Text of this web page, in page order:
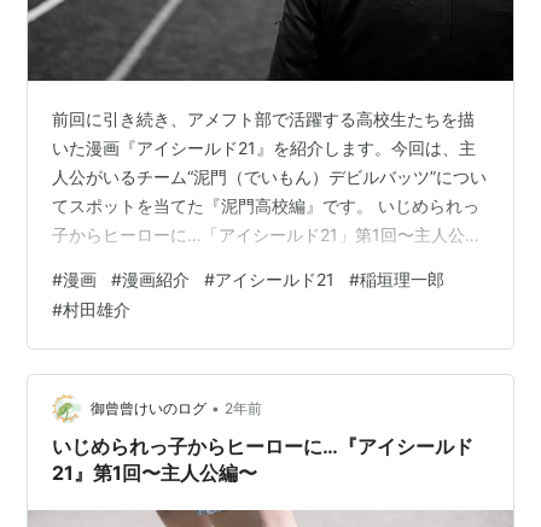
前回に引き続き、アメフト部で活躍する高校生たちを描
いた漫画『アイシールド21』を紹介します。今回は、主
人公がいるチーム“泥門（でいもん）デビルバッツ”につい
てスポットを当てた『泥門高校編』です。 いじめられっ
子からヒーローに…「アイシールド21」第1回〜主人公
ビルバッツ 主人公・小早川瀬那（以下、セナ）が所属す
る泥門デビルバッツ”はセナが入部した時点で、主将・蛭
魔妖一（ひるまよういち）と栗田良寛（くりたりょうか
ん）の、部員は僅か2人のみです。 泥門デビルバッツは
中学時代に蛭魔と栗田で作られたチームです。高校へ進
学し、本格的にアメフト部を設…
#漫画 #漫画紹介 #アイシールド21 #稲垣理一郎
#村田雄介
御曾曾けいのログ • 2年前
いじめられっ子からヒーローに…『アイシールド
21』第1回〜主人公編〜